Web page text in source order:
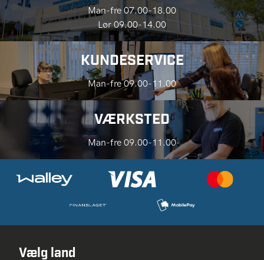
Man-fre 07.00-18.00
Lør 09.00-14.00
KUNDESERVICE
Man-fre 09.00-11.00
VÆRKSTED
Man-fre 09.00-11.00
Vælg land